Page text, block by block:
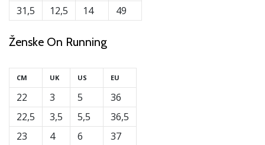
31,5
12,5
14
49
Ženske On Running
CM
22
22,5
23
UK
3
3,5
4
US
5
5,5
6
EU
36
36,5
37